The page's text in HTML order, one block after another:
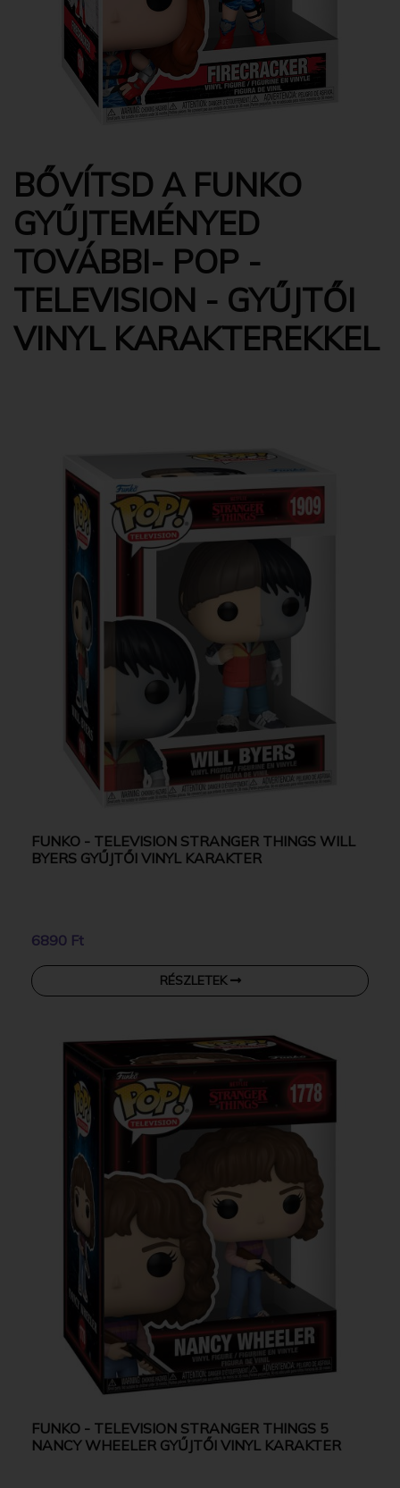
BŐVÍTSD A FUNKO
GYŰJTEMÉNYED
TOVÁBBI- POP -
TELEVISION - GYŰJTŐI
VINYL KARAKTEREKKEL
FUNKO - TELEVISION STRANGER THINGS WILL
BYERS GYŰJTŐI VINYL KARAKTER
6890 Ft
RÉSZLETEK
FUNKO - TELEVISION STRANGER THINGS 5
NANCY WHEELER GYŰJTŐI VINYL KARAKTER